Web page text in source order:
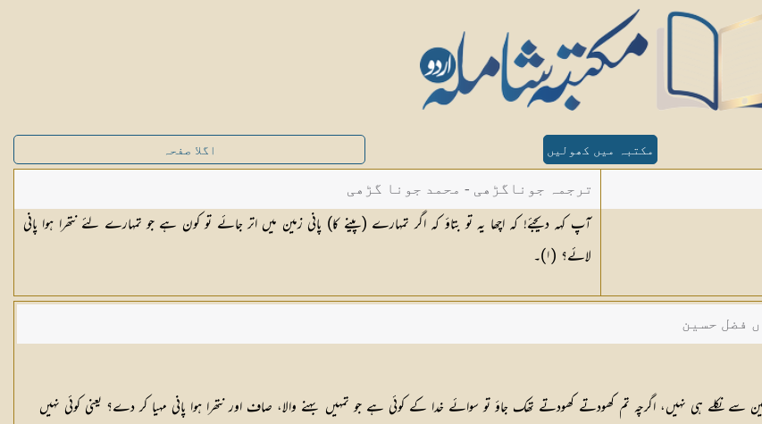
مکتبہ میں کھولیں اگلا صفحہ
ترجمہ جوناگڑھی - محمد جونا گڑھی
آپ کہہ دیجئے! کہ اچھا یہ تو بتاؤ کہ اگر تمہارے (پینے کا) پانی زمین میں اتر جائے تو کون ہے جو تمہارے لئے نتھرا ہوا پانی
لائے؟ (١)۔
فضل حسین
سے نكلے ہی نہیں، اگرچہ تم كھودتے كھودتے تھك جاؤ تو سوائے خدا كے كوئی ہے جو تمہیں بہنے والا، صاف اور نتھرا ہوا پانی مہیا كر دے؟ یعنی كوئی نہیں